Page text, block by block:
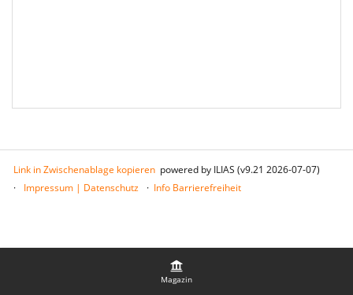
Magazin
Link in Zwischenablage kopieren powered by ILIAS (v9.21 2026-07-07)
Impressum | Datenschutz
Info Barrierefreiheit